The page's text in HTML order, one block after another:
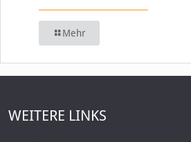
Mehr
WEITERE LINKS